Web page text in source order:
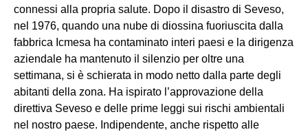
connessi alla propria salute. Dopo il disastro di Seveso,
nel 1976, quando una nube di diossina fuoriuscita dalla
fabbrica Icmesa ha contaminato interi paesi e la dirigenza
aziendale ha mantenuto il silenzio per oltre una
settimana, si è schierata in modo netto dalla parte degli
abitanti della zona. Ha ispirato l’approvazione della
direttiva Seveso e delle prime leggi sui rischi ambientali
nel nostro paese. Indipendente, anche rispetto alle